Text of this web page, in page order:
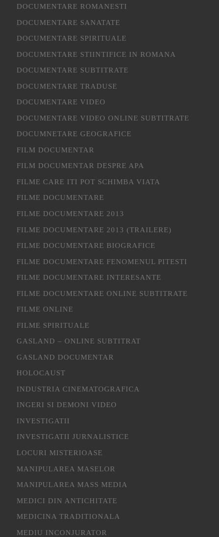
DOCUMENTARE ROMANESTI
DOCUMENTARE SANATATE
DOCUMENTARE SPIRITUALE
DOCUMENTARE STIINTIFICE IN ROMANA
DOCUMENTARE SUBTITRATE
DOCUMENTARE TRADUSE
DOCUMENTARE VIDEO
DOCUMENTARE VIDEO ONLINE SUBTITRATE
DOCUMNETARE GEOGRAFICE
FILM DOCUMENTAR
FILM DOCUMENTAR DESPRE APA
FILME CARE ITI POT SCHIMBA VIATA
FILME DOCUMENTARE
FILME DOCUMENTARE 2013
FILME DOCUMENTARE 2013 (TRAILERE)
FILME DOCUMENTARE BIOGRAFICE
FILME DOCUMENTARE FENOMENUL PITESTI
FILME DOCUMENTARE INTERESANTE
FILME DOCUMENTARE ONLINE SUBTITRATE
FILME ONLINE
FILME SPIRITUALE
GASLAND – ONLINE SUBTITRAT
GASLAND DOCUMENTAR
HOLOCAUST
INDUSTRIA CINEMATOGRAFICA
INGERI SI DEMONI VIDEO
INVESTIGATII
INVESTIGATII JURNALISTICE
LOCURI MISTERIOASE
MANIPULAREA MASELOR
MANIPULAREA MASS MEDIA
MEDICI DIN ANTICHITATE
MEDICINA TRADITIONALA
MEDIU INCONJURATOR